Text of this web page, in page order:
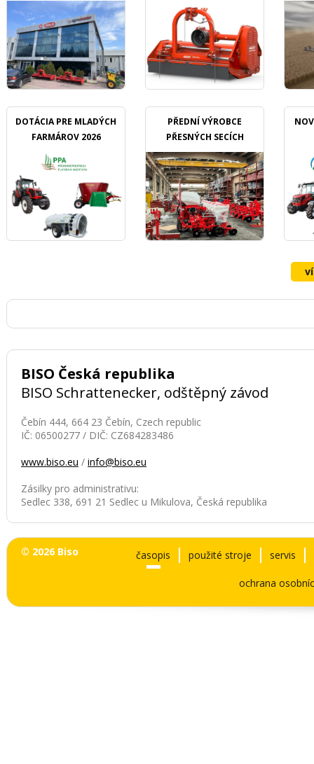
DOTÁCIA PRE MLADÝCH
FARMÁROV 2026
PŘEDNÍ VÝROBCE
PŘESNÝCH SECÍCH
STROJŮ OZDOKEN
BISO Česká republika
BISO Schrattenecker, odštěpný závod
Čebín 444, 664 23 Čebín, Czech republic
IČ: 06500277 / DIČ: CZ684283486
www.biso.eu / info@biso.eu
Zásilky pro administrativu:
Sedlec 338, 691 21 Sedlec u Mikulova, Česká republika
© 2026 Biso časopis použité stroje servis
ochrana